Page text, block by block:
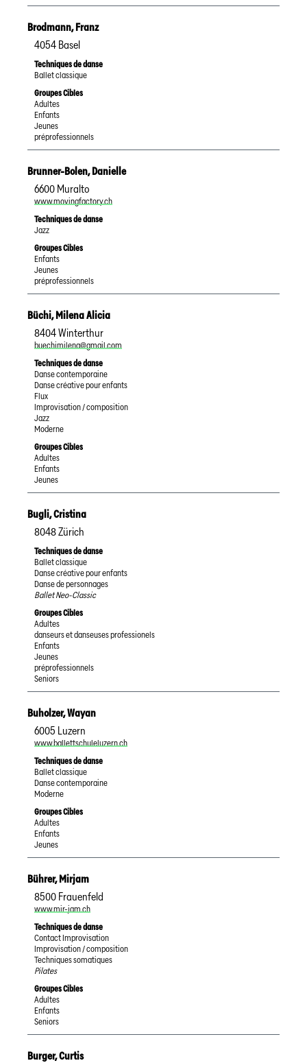
Brodmann,Franz
4054 Basel
Techniques de danse
Ballet classique
Groupes Cibles
Adultes
Enfants
Jeunes
préprofessionnels
Brunner-Bolen,Danielle
6600 Muralto
www.movingfactory.ch
Techniques de danse
Jazz
Groupes Cibles
Enfants
Jeunes
préprofessionnels
Büchi,Milena Alicia
8404Winterthur
buechimilena@gmail.com
Techniques de danse
Danse contemporaine
Danse créative pour enfants
Flux
Improvisation / composition
Jazz
Moderne
Groupes Cibles
Adultes
Enfants
Jeunes
Bugli,Cristina
8048Zürich
Techniques de danse
Ballet classique
Danse créative pour enfants
Danse de personnages
Ballet Neo-Classic
Groupes Cibles
Adultes
danseurs et danseuses professionels
Enfants
Jeunes
préprofessionnels
Seniors
Buholzer,Wayan
6005 Luzern
www.ballettschuleluzern.ch
Techniques de danse
Ballet classique
Danse contemporaine
Moderne
Groupes Cibles
Adultes
Enfants
Jeunes
Bührer,Mirjam
8500 Frauenfeld
www.mir-jam.ch
Techniques de danse
Contact Improvisation
Improvisation / composition
Techniques somatiques
Pilates
Groupes Cibles
Adultes
Enfants
Seniors
Burger,Curtis